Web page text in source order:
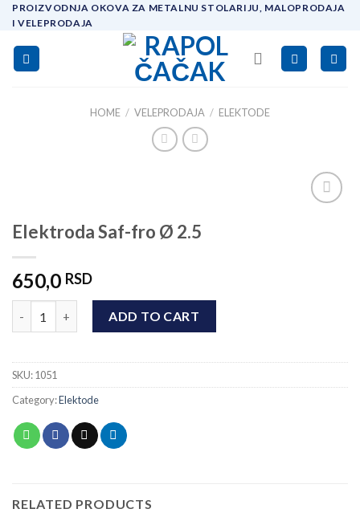
Skip
content
PROIZVODNJA OKOVA ZA METALNU STOLARIJU, MALOPRODAJA
I VELEPRODAJA
HOME / VELEPRODAJA / ELEKTODE
Elektroda Saf-fro Ø 2.5
650,0 RSD
ADD TO CART
SKU:1051
Category:Elektode
RELATED PRODUCTS